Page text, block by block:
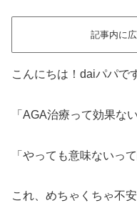
記事内に
こんにちは！daiパパで
「AGA治療って効果な
「やっても意味ないっ
これ、めちゃくちゃ不